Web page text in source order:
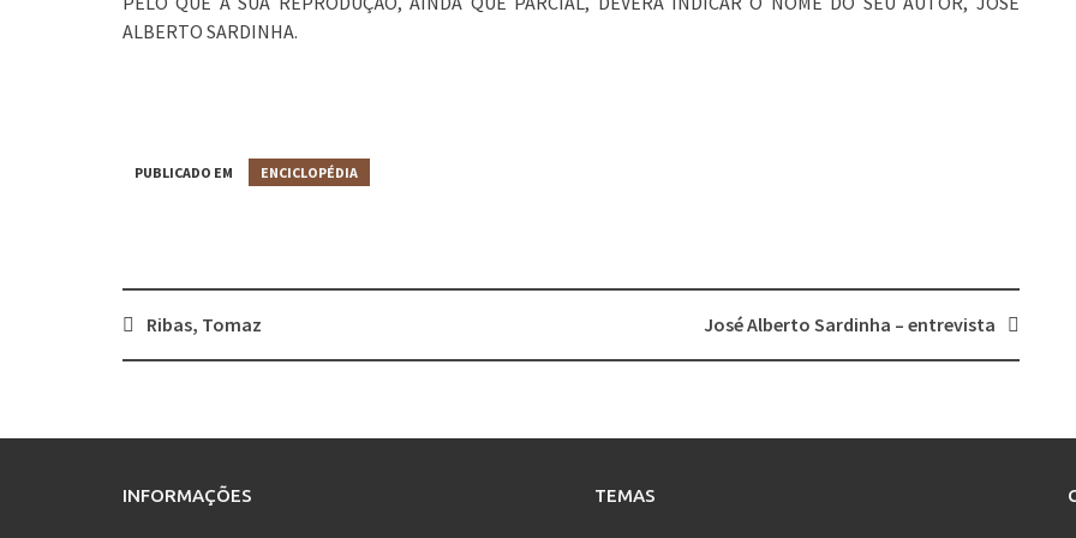
ALBERTO SARDINHA.
PUBLICADO EM ENCICLOPÉDIA
Post
Ribas, Tomaz José Alberto Sardinha – entrevista
INFORMAÇÕES TEMAS